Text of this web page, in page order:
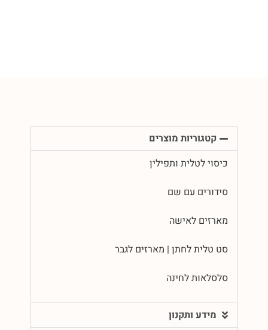
קטגוריות מוצרים
כיסוי לטלית ותפילין
סידורים עם שם
מארזים לאישה
סט טלית לחתן | מארזים לגבר
סלסלאות לחינה
מידע ותקנון